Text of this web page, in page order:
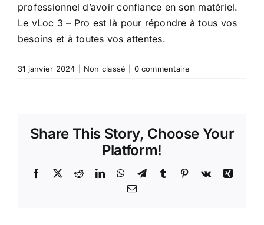
professionnel d’avoir confiance en son matériel.
Le vLoc 3 – Pro est là pour répondre à tous vos
besoins et à toutes vos attentes.
31 janvier 2024 Non classé 0 commentaire
Share This Story, Choose Your
Platform!
Facebook
X RedditLinkedInWhatsApp
TelegramTumblr Pinterest
Vk
Xing
Email